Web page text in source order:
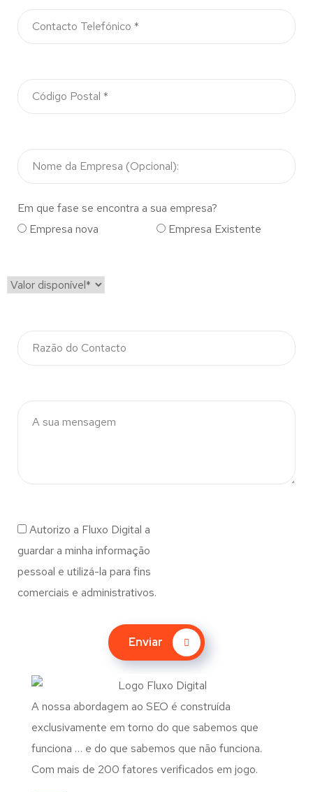
Em que fase se encontra a sua empresa?
Empresa nova
Empresa Existente
Autorizo a Fluxo Digital a
guardar a minha informação
pessoal e utilizá-la para fins
comerciais e administrativos.
Enviar
A nossa abordagem ao SEO é construída
exclusivamente em torno do que sabemos que
funciona … e do que sabemos que não funciona.
Com mais de 200 fatores verificados em jogo.